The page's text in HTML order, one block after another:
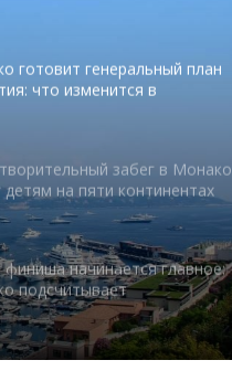
готовит генеральный план
что изменится в
забег в Монако
на пяти континентах
финиша начинается главное:
подсчитывает
ценность Гран-при
1